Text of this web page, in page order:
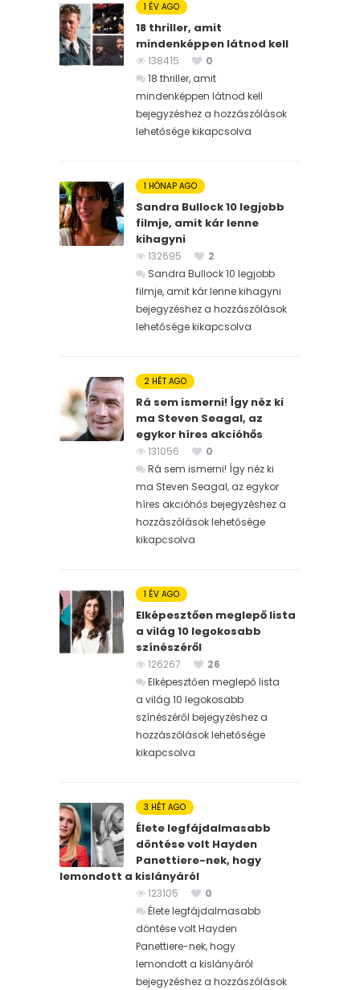
1 ÉV AGO
18 thriller, amit
mindenképpen látnod kell
138415
0
18 thriller, amit
mindenképpen látnod kell
bejegyzéshez a hozzászólások
lehetősége kikapcsolva
1 HÓNAP AGO
Sandra Bullock 10 legjobb
filmje, amit kár lenne
kihagyni
132695
2
Sandra Bullock 10 legjobb
filmje, amit kár lenne kihagyni
bejegyzéshez a hozzászólások
lehetősége kikapcsolva
2 HÉT AGO
Rá sem ismerni! Így néz ki
ma Steven Seagal, az
egykor híres akcióhős
131056
0
Rá sem ismerni! Így néz ki
ma Steven Seagal, az egykor
híres akcióhős bejegyzéshez a
hozzászólások lehetősége
kikapcsolva
1 ÉV AGO
Elképesztően meglepő lista
a világ 10 legokosabb
színészéről
126267
26
Elképesztően meglepő lista
a világ 10 legokosabb
színészéről bejegyzéshez a
hozzászólások lehetősége
kikapcsolva
3 HÉT AGO
Élete legfájdalmasabb
döntése volt Hayden
Panettiere-nek, hogy
lemondott a kislányáról
123105
0
Élete legfájdalmasabb
döntése volt Hayden
Panettiere-nek, hogy
lemondott a kislányáról
bejegyzéshez a hozzászólások